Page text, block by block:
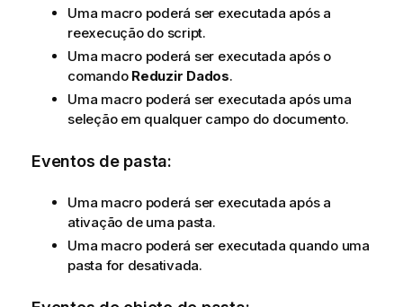
Uma macro poderá ser executada após a
reexecução do script.
Uma macro poderá ser executada após o
comando Reduzir Dados.
Uma macro poderá ser executada após uma
seleção em qualquer campo do documento.
Eventos de pasta:
Uma macro poderá ser executada após a
ativação de uma pasta.
Uma macro poderá ser executada quando uma
pasta for desativada.